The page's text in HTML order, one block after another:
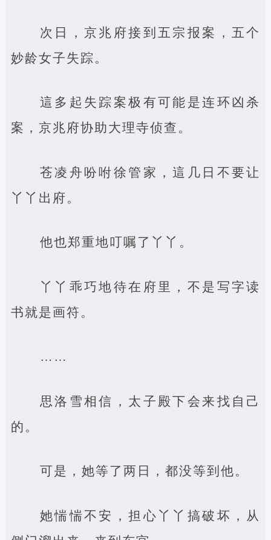
次日，京兆府接到五宗报案，五个
妙龄女子失踪。
這多起失踪案极有可能是连环凶杀
案，京兆府协助大理寺侦查。
苍凌舟吩咐徐管家，這几日不要让
丫丫出府。
他也郑重地叮嘱了丫丫。
丫丫乖巧地待在府里，不是写字读
书就是画符。
……
思洛雪相信，太子殿下会来找自己
的。
可是，她等了两日，都没等到他。
她惴惴不安，担心丫丫搞破坏，从